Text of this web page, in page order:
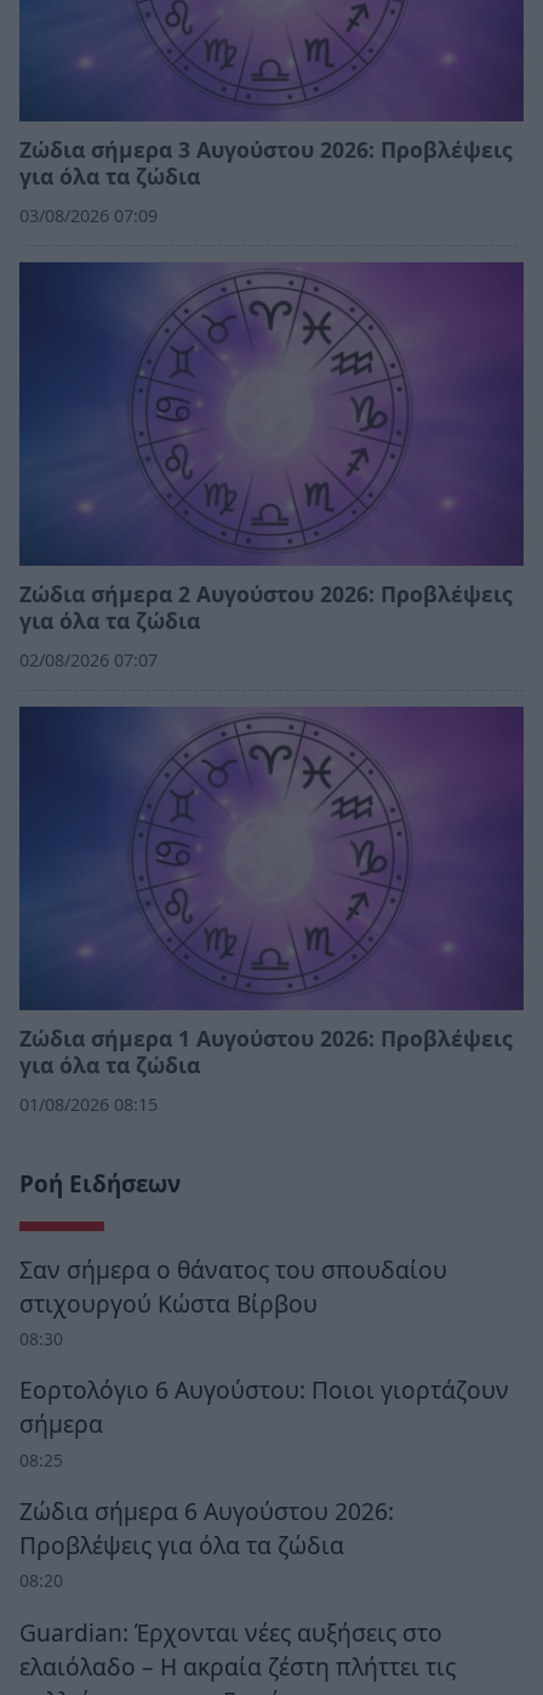
Ζώδια σήμερα 3 Αυγούστου 2026: Προβλέψεις
για όλα τα ζώδια
03/08/2026 07:09
Ζώδια σήμερα 2 Αυγούστου 2026: Προβλέψεις
για όλα τα ζώδια
02/08/2026 07:07
Ζώδια σήμερα 1 Αυγούστου 2026: Προβλέψεις
για όλα τα ζώδια
01/08/2026 08:15
Ροή Ειδήσεων
Σαν σήμερα ο θάνατος του σπουδαίου
στιχουργού Κώστα Βίρβου
08:30
Εορτολόγιο 6 Αυγούστου: Ποιοι γιορτάζουν
σήμερα
08:25
Ζώδια σήμερα 6 Αυγούστου 2026:
Προβλέψεις για όλα τα ζώδια
08:20
Guardian: Έρχονται νέες αυξήσεις στο
ελαιόλαδο – Η ακραία ζέστη πλήττει τις